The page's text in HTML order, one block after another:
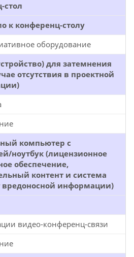
стол
к конференц-столу
оборудование
для затемнения
отсутствия в проектной
компьютер с
ноутбук (лицензионное
обеспечение,
контент и система
информации)
видео-конференц-связи